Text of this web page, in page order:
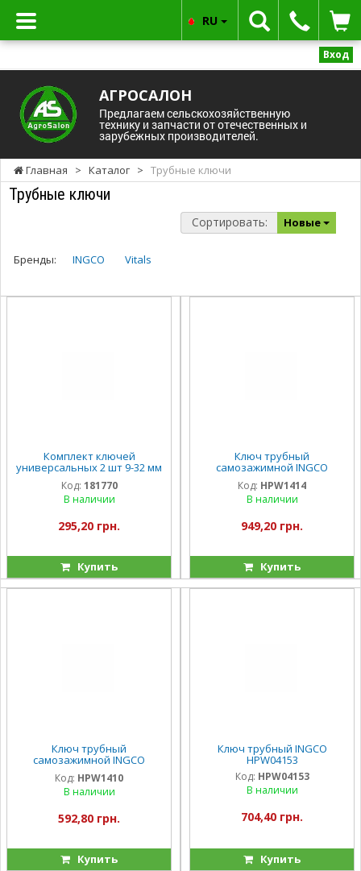
Вход
АГРОСАЛОН
Предлагаем сельскохозяйственную
технику и запчасти от отечественных и
зарубежных производителей.
RU
Главная > Каталог > Трубные ключи
Трубные ключи
Сортировать: Новые
Бренды: INGCO Vitals
Комплект ключей
универсальных 2 шт 9-32 мм
Vitals
Код: 181770
В наличии
295,20 грн.
Купить
Ключ трубный
самозажимной INGCO
HPW1414 350 мм
Код: HPW1414
В наличии
949,20 грн.
Купить
Ключ трубный
самозажимной INGCO
HPW1410 250 мм
Код: HPW1410
В наличии
592,80 грн.
Купить
Ключ трубный INGCO
HPW04153
Код: HPW04153
В наличии
704,40 грн.
Купить